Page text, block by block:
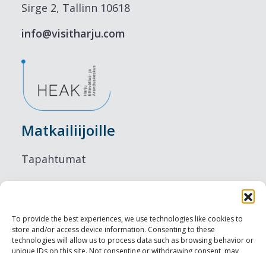
To provide the best experiences, we use technologies like cookies to
store and/or access device information. Consenting to these
technologies will allow us to process data such as browsing behavior or
unique IDs on this site. Not consenting or withdrawing consent, may
Sirge 2, Tallinn 10618
info@visitharju.com
Matkailiijoille
Tapahtumat
Ruokailu
Nähtävyydet